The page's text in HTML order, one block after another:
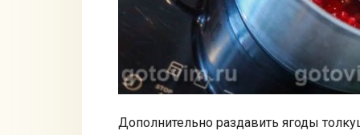
Дополнительно раздавить ягоды